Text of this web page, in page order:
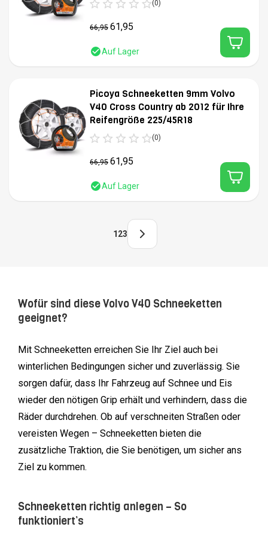
(0)
66,95 61,95
Auf Lager
Picoya Schneeketten 9mm Volvo
V40 Cross Country ab 2012 für Ihre
Reifengröße 225/45R18
(0)
66,95 61,95
Auf Lager
1 23
Wofür sind diese Volvo V40 Schneeketten
geeignet?
Mit Schneeketten erreichen Sie Ihr Ziel auch bei
winterlichen Bedingungen sicher und zuverlässig. Sie
sorgen dafür, dass Ihr Fahrzeug auf Schnee und Eis
wieder den nötigen Grip erhält und verhindern, dass die
Räder durchdrehen. Ob auf verschneiten Straßen oder
vereisten Wegen – Schneeketten bieten die
zusätzliche Traktion, die Sie benötigen, um sicher ans
Ziel zu kommen.
Schneeketten richtig anlegen – So
funktioniert’s